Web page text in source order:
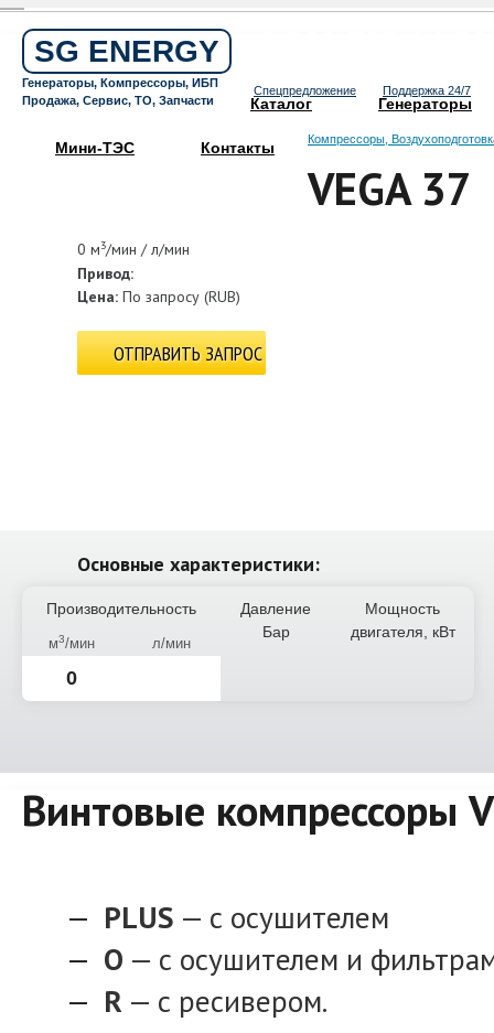
SG ENERGY
Генераторы, Компрессоры, ИБП
Продажа, Сервис, ТО, Запчасти
Спецпредложение
Поддержка 24/7
Каталог Генераторы
Мини-ТЭС Контакты Компрессоры,
VEGA 37
0 м3/мин / л/мин
Привод:
Цена: По запросу (RUB)
ОТПРАВИТЬ ЗАПРОС
Основные характеристики:
Производительность
Давление
Бар
Мощность
двигателя, кВт
м3/мин л/мин
0
Винтовые компрессоры
PLUS — с осушителем
O — с осушителем и
R — с ресивером.